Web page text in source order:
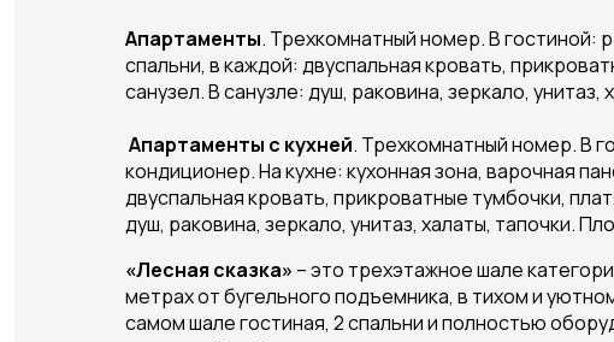
Апартаменты. Трехкомнатный номер. В гостиной:
спальни, в каждой: двуспальная кровать,
санузел. В санузле: душ, раковина, зеркало,
Апартаменты с кухней. Трехкомнатный номер. В
кондиционер. На кухне: кухонная зона, варочная
двуспальная кровать, прикроватные тумбочки,
душ, раковина, зеркало, унитаз, халаты, тапочки.
«Лесная сказка» – это трехэтажное шале
метрах от бугельного подъемника, в тихом и
самом шале гостиная, 2 спальни и полностью